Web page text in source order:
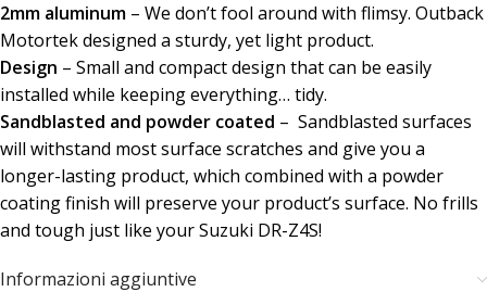
2mm aluminum – We don’t fool around with flimsy. Outback
Motortek designed a sturdy, yet light product.
Design – Small and compact design that can be easily
installed while keeping everything… tidy.
Sandblasted and powder coated – Sandblasted surfaces
will withstand most surface scratches and give you a
longer-lasting product, which combined with a powder
coating finish will preserve your product’s surface. No frills
and tough just like your Suzuki DR-Z4S!
Informazioni aggiuntive